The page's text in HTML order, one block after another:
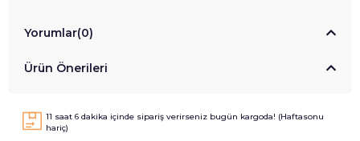
Yorumlar(0)
Ürün Önerileri
11 saat 6 dakika içinde sipariş verirseniz bugün kargoda! (Haftasonu
hariç)